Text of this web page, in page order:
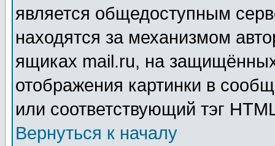
является общедоступным
находятся за механизмом
ящиках mail.ru, на
отображения картинки в
или соответствующий тэг
Вернуться к началу